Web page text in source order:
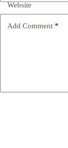
Website
Add Comment *